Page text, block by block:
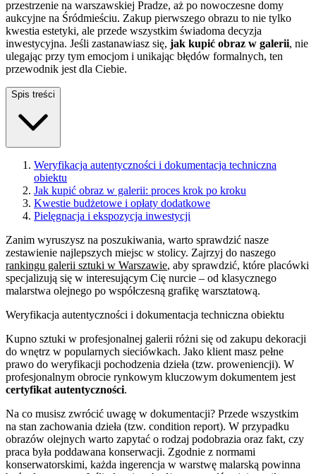
przestrzenie na warszawskiej Pradze, aż po nowoczesne domy
aukcyjne na Śródmieściu. Zakup pierwszego obrazu to nie tylko
kwestia estetyki, ale przede wszystkim świadoma decyzja
inwestycyjna. Jeśli zastanawiasz się, jak kupić obraz w galerii, nie
ulegając przy tym emocjom i unikając błędów formalnych, ten
przewodnik jest dla Ciebie.
Spis treści
Weryfikacja autentyczności i dokumentacja techniczna
obiektu
Jak kupić obraz w galerii: proces krok po kroku
Kwestie budżetowe i opłaty dodatkowe
Pielęgnacja i ekspozycja inwestycji
Zanim wyruszysz na poszukiwania, warto sprawdzić nasze
zestawienie najlepszych miejsc w stolicy. Zajrzyj do naszego
rankingu galerii sztuki w Warszawie, aby sprawdzić, które placówki
specjalizują się w interesującym Cię nurcie – od klasycznego
malarstwa olejnego po współczesną grafikę warsztatową.
Weryfikacja autentyczności i dokumentacja techniczna obiektu
Kupno sztuki w profesjonalnej galerii różni się od zakupu dekoracji
do wnętrz w popularnych sieciówkach. Jako klient masz pełne
prawo do weryfikacji pochodzenia dzieła (tzw. proweniencji). W
profesjonalnym obrocie rynkowym kluczowym dokumentem jest
certyfikat autentyczności.
Na co musisz zwrócić uwagę w dokumentacji? Przede wszystkim
na stan zachowania dzieła (tzw. condition report). W przypadku
obrazów olejnych warto zapytać o rodzaj podobrazia oraz fakt, czy
praca była poddawana konserwacji. Zgodnie z normami
konserwatorskimi, każda ingerencja w warstwę malarską powinna